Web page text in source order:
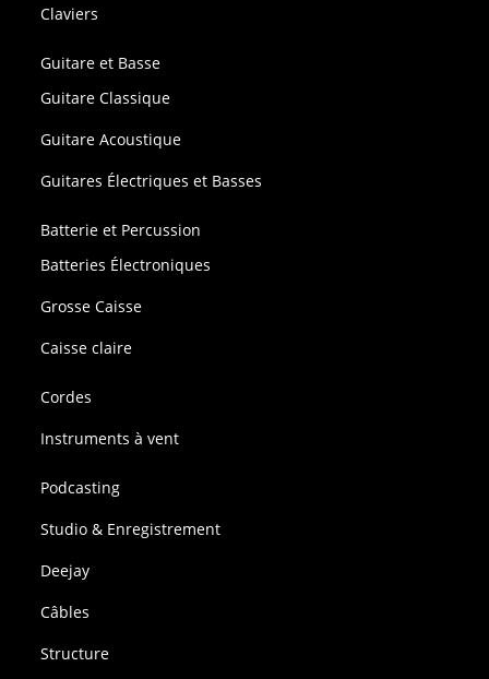
Claviers
Guitare et Basse
Guitare Classique
Guitare Acoustique
Guitares Électriques et Basses
Batterie et Percussion
Batteries Électroniques
Grosse Caisse
Caisse claire
Cordes
Instruments à vent
Podcasting
Studio & Enregistrement
Deejay
Câbles
Structure